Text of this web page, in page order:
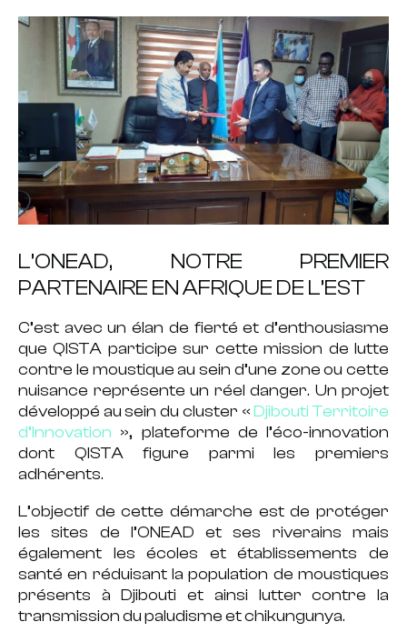
L’ONEAD, NOTRE PREMIER
PARTENAIRE EN AFRIQUE DE L’EST
C’est avec un élan de fierté et d’enthousiasme
que QISTA participe sur cette mission de lutte
contre le moustiqueau sein d’une zone ou cette
nuisance représente un réel danger. Un projet
développé au sein du cluster «Djibouti Territoire
d’Innovation », plateforme de l’éco-innovation
dont QISTA figure parmi les premiers
adhérents.
L’objectif de cette démarche est de protéger
les sites de l’ONEAD et ses riverains mais
également les écoles et établissements de
santé en réduisant la population de moustiques
présents à Djibouti et ainsi lutter contre la
transmission dupaludismeetchikungunya.